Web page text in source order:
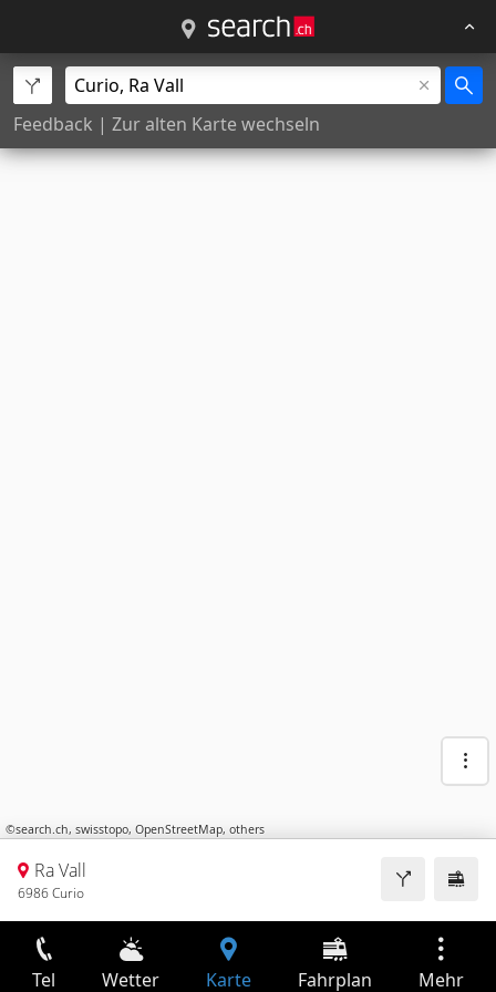
Feedback | Zur alten Karte wechseln
©search.ch, swisstopo, OpenStreetMap, others
Ra Vall
6986 Curio
Tel Wetter Karte Fahrplan Mehr